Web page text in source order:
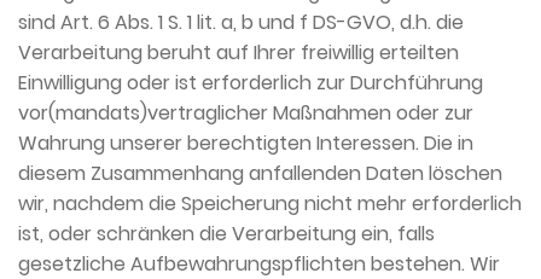
sind Art. 6 Abs. 1 S. 1 lit. a, b und f DS-GVO, d.h. die
Verarbeitung beruht auf Ihrer freiwillig erteilten
Einwilligung oder ist erforderlich zur Durchführung
vor(mandats)vertraglicher Maßnahmen oder zur
Wahrung unserer berechtigten Interessen. Die in
diesem Zusammenhang anfallenden Daten löschen
wir, nachdem die Speicherung nicht mehr erforderlich
ist, oder schränken die Verarbeitung ein, falls
gesetzliche Aufbewahrungspflichten bestehen. Wir